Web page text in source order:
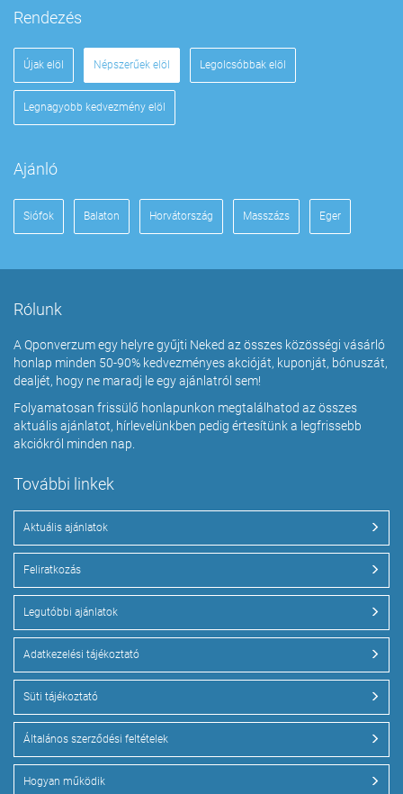
Rendezés
Újak elöl Népszerűek elöl Legolcsóbbak elöl
Legnagyobb kedvezmény elöl
Ajánló
Siófok Balaton Horvátország Masszázs Eger
Rólunk
A Qponverzum egy helyre gyűjti Neked az összes közösségi vásárló
honlap minden 50-90% kedvezményes akcióját, kuponját, bónuszát,
dealjét, hogy ne maradj le egy ajánlatról sem!
Folyamatosan frissülő honlapunkon megtalálhatod az összes
aktuális ajánlatot, hírlevelünkben pedig értesítünk a legfrissebb
akciókról minden nap.
További linkek
Aktuális ajánlatok
Feliratkozás
Legutóbbi ajánlatok
Adatkezelési tájékoztató
Süti tájékoztató
Általános szerződési feltételek
Hogyan működik